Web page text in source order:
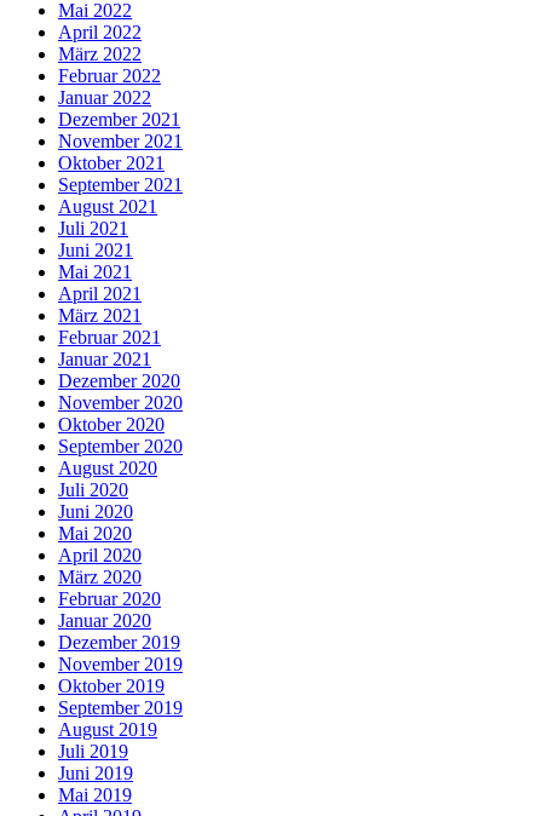
Mai 2022
April 2022
März 2022
Februar 2022
Januar 2022
Dezember 2021
November 2021
Oktober 2021
September 2021
August 2021
Juli 2021
Juni 2021
Mai 2021
April 2021
März 2021
Februar 2021
Januar 2021
Dezember 2020
November 2020
Oktober 2020
September 2020
August 2020
Juli 2020
Juni 2020
Mai 2020
April 2020
März 2020
Februar 2020
Januar 2020
Dezember 2019
November 2019
Oktober 2019
September 2019
August 2019
Juli 2019
Juni 2019
Mai 2019